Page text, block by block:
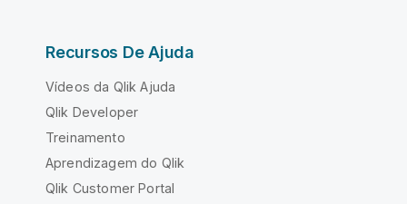
Recursos De Ajuda
Vídeos da Qlik Ajuda
Qlik Developer
Treinamento
Aprendizagem do Qlik
Qlik Customer Portal